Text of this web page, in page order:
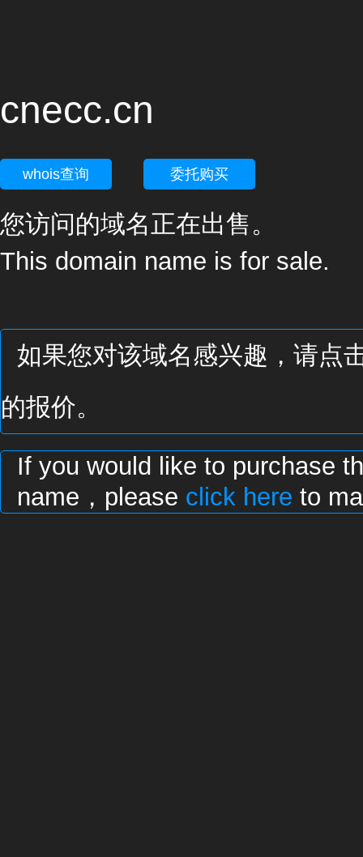
cnecc.cn
whois查询 委托购买
您访问的域名正在出售。
This domain name is for sale.
如果您对该域名感兴趣，请点
的报价。
If you would like to purchase
name，please click here to